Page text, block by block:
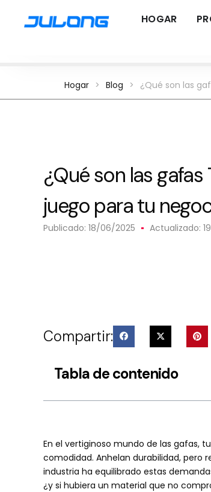
HOGAR
Hogar > Blog > ¿Qué son las
¿Qué son las
juego para tu
Publicado: 18/06/2025 Actualizado:
Compartir:
Tabla de contenido
En el vertiginoso mundo de las gafas,
comodidad. Anhelan durabilidad, pero
industria ha equilibrado estas
¿y si hubiera un material que no